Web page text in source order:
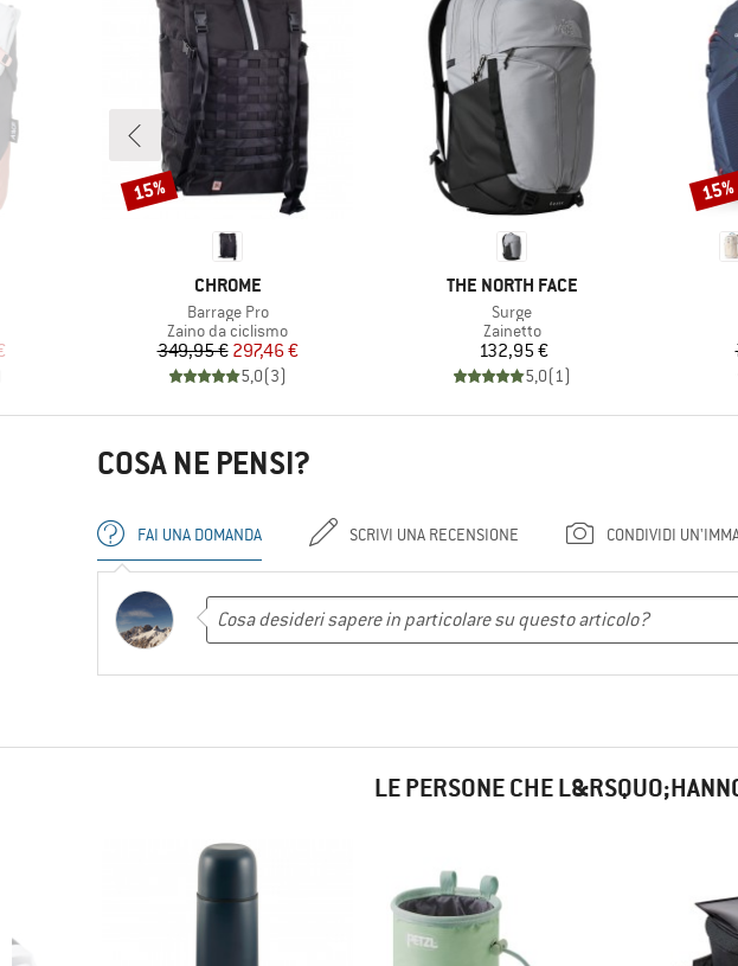
MARCHIO
CHROME
Articolo
Barrage Pro
Gruppo di prodotti
Zaino da ciclismo
Prezzo
349,95 €Prezzo ridotto
297,46 €
5,0(3)
Sconto
15%
MARCHIO
THE NORTH FACE
Articolo
Surge
Gruppo di prodotti
Zainetto
Prezzo
132,95 €
5,0(1)
15%
COSA NE PENSI?
FAI UNA DOMANDA SCRIVI UNA RECENSIONE CONDIVIDI
LE PERSONE CHE